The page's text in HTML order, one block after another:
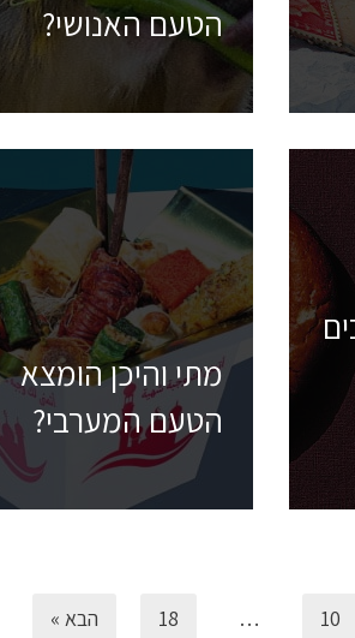
הטעם האנושי?
מתי והיכן הומצא
הטעם המערבי?
10
…
18 הבא »